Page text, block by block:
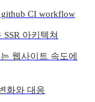
CI workflow
아키텍쳐
웹사이트 속도에
화와 대응